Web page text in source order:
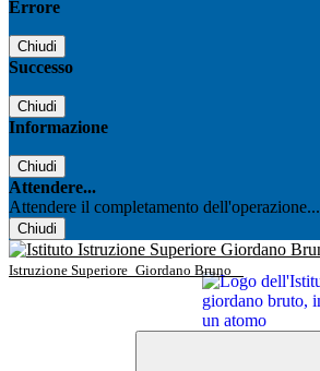
Errore
Chiudi
Successo
Chiudi
Informazione
Chiudi
Attendere...
Attendere il completamento dell'operazione...
Chiudi
Istruzione Superiore Giordano Bruno